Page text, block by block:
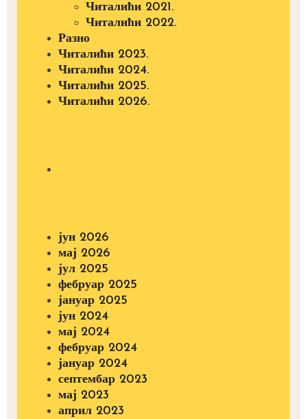
Читалићи 2021.
Читалићи 2022.
Разно
Читалићи 2023.
Читалићи 2024.
Читалићи 2025.
Читалићи 2026.
јун 2026
мај 2026
јул 2025
фебруар 2025
јануар 2025
јун 2024
мај 2024
фебруар 2024
јануар 2024
септембар 2023
мај 2023
април 2023